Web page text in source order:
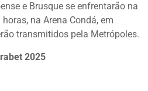
e Brusque se enfrentarão na
na Arena Condá, em
transmitidos pela Metrópoles.
2025